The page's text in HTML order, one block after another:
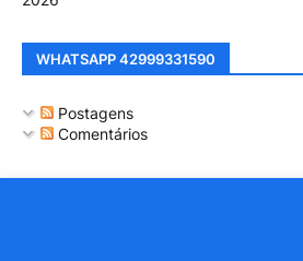
WHATSAPP 42999331590
Postagens
Comentários